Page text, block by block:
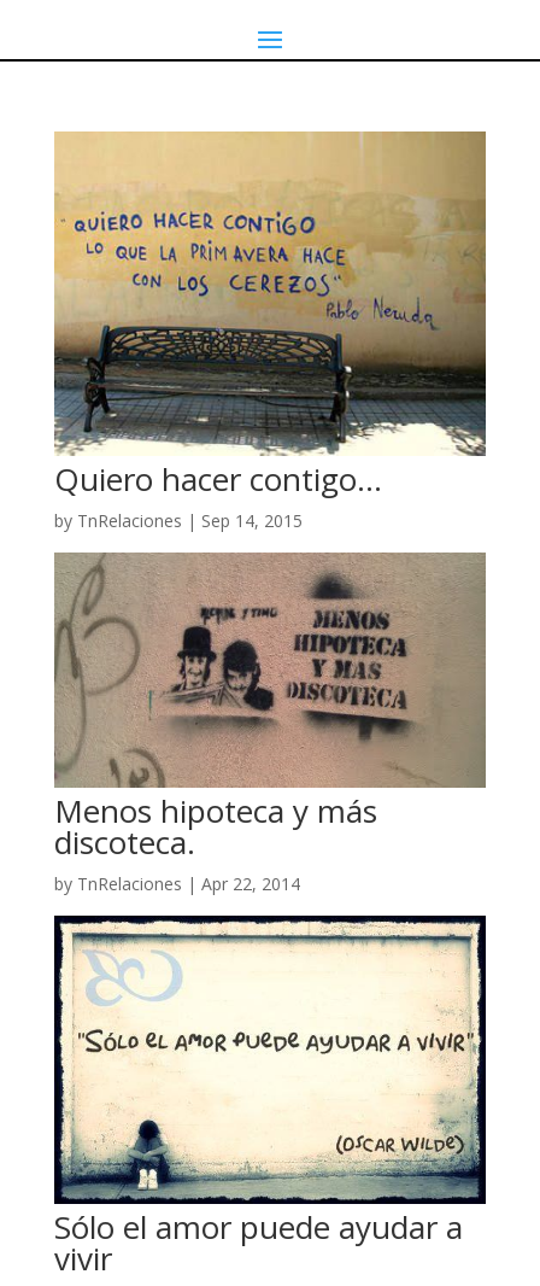
Quiero hacer contigo…
by TnRelaciones | Sep 14, 2015
Menos hipoteca y más
discoteca.
by TnRelaciones | Apr 22, 2014
Sólo el amor puede ayudar a
vivir